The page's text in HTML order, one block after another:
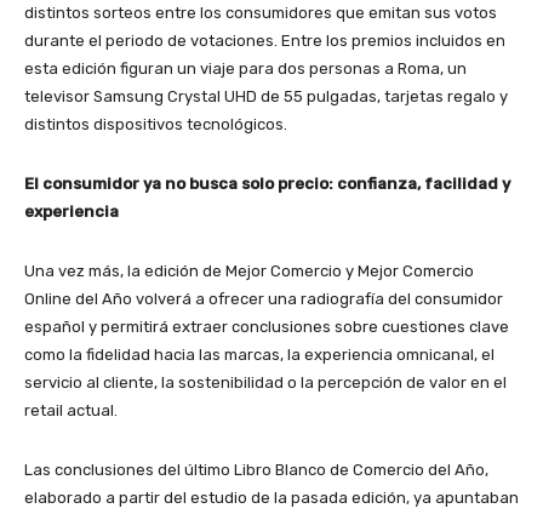
distintos sorteos entre los consumidores que emitan sus votos
durante el periodo de votaciones. Entre los premios incluidos en
esta edición figuran un viaje para dos personas a Roma, un
televisor Samsung Crystal UHD de 55 pulgadas, tarjetas regalo y
distintos dispositivos tecnológicos.
El consumidor ya no busca solo precio: confianza, facilidad y
experiencia
Una vez más, la edición de Mejor Comercio y Mejor Comercio
Online del Año volverá a ofrecer una radiografía del consumidor
español y permitirá extraer conclusiones sobre cuestiones clave
como la fidelidad hacia las marcas, la experiencia omnicanal, el
servicio al cliente, la sostenibilidad o la percepción de valor en el
retail actual.
Las conclusiones del último Libro Blanco de Comercio del Año,
elaborado a partir del estudio de la pasada edición, ya apuntaban